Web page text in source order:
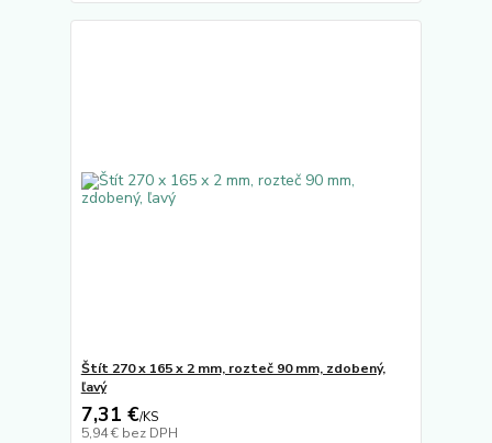
Štít 270 x 165 x 2 mm, rozteč 90 mm, zdobený,
ľavý
7,31 €/KS
5,94 € bez DPH